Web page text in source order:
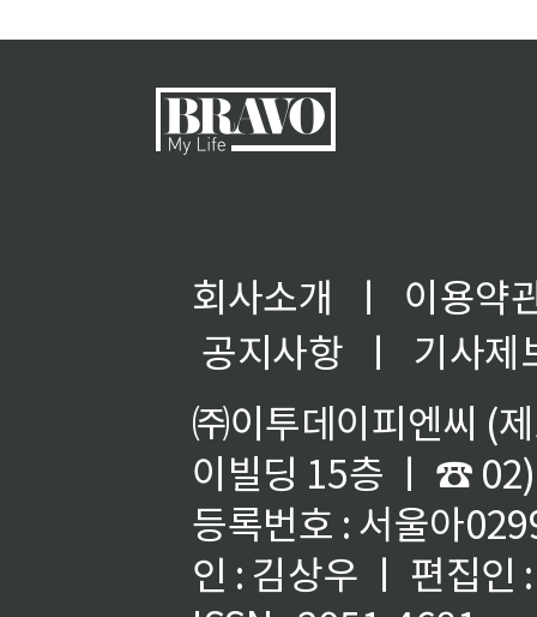
회사소개 ㅣ
이용약
공지사항
ㅣ
기사제
㈜이투데이피엔씨 (
이빌딩 15층 ㅣ ☎
등록번호 : 서울아
인 : 김상우 ㅣ 편집인